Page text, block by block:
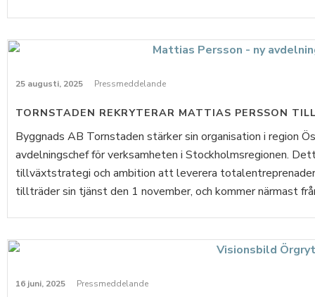
25 augusti, 2025 Pressmeddelande
TORNSTADEN REKRYTERAR MATTIAS PERSSON
Byggnads AB Tornstaden stärker sin organisation i region
avdelningschef för verksamheten i Stockholmsregionen.
tillväxtstrategi och ambition att leverera
tillträder sin tjänst den 1 november, och kommer närmast
16 juni, 2025 Pressmeddelande